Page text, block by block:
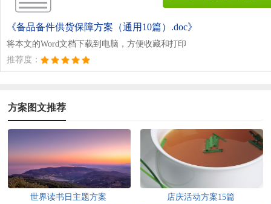
《备品备件供货保障方案（通用10篇）.doc》
将本文的Word文档下载到电脑，方便收藏和打印
推荐度：
方案图文推荐
世界读书日主题方案 店庆活动方案15篇